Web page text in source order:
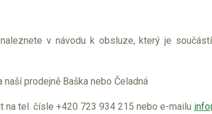
v návodu k obsluze, který je
prodejně Baška nebo Čeladná
na tel. čísle +420 723 934 215 nebo e-mailu